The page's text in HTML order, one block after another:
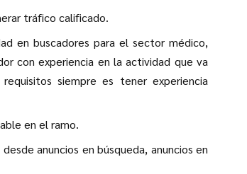
tráfico calificado.
en buscadores para el sector médico,
con experiencia en la actividad que va
siempre es tener experiencia
en el ramo.
anuncios en búsqueda, anuncios en